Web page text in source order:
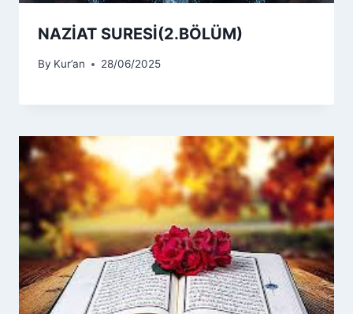
NAZİAT SURESİ(2.BÖLÜM)
By Kur’an 28/06/2025